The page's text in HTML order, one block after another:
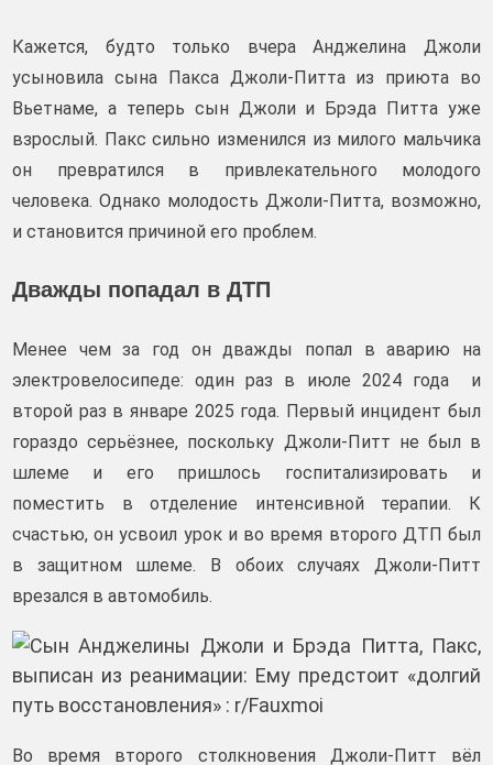
Кажется, будто только вчера Анджелина Джоли
усыновила сына Пакса Джоли-Питта из приюта во
Вьетнаме, а теперь сын Джоли и Брэда Питта уже
взрослый. Пакс сильно изменился из милого мальчика
он превратился в привлекательного молодого
человека. Однако молодость Джоли-Питта, возможно,
и становится причиной его проблем.
Дважды попадал в ДТП
Менее чем за год он дважды попал в аварию на
электровелосипеде: один раз в июле 2024 года и
второй раз в январе 2025 года. Первый инцидент был
гораздо серьёзнее, поскольку Джоли-Питт не был в
шлеме и его пришлось госпитализировать и
поместить в отделение интенсивной терапии. К
счастью, он усвоил урок и во время второго ДТП был
в защитном шлеме. В обоих случаях Джоли-Питт
врезался в автомобиль.
Во время второго столкновения Джоли-Питт вёл